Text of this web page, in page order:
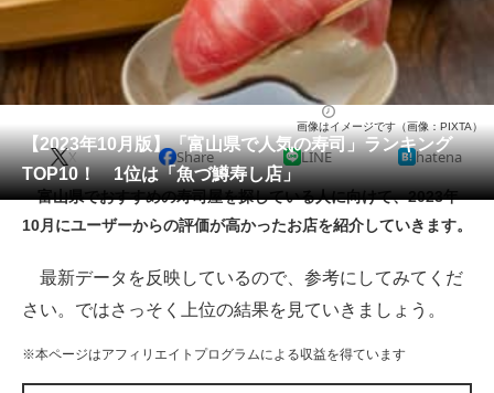
グルメ 地域
住まい 教育・育児
動物 リサーチ
会員記事
メディア
注目記事を集めた総合ページ
ITの今と未来を見通す
【2023年10月版】「富山県で人気の寿司」ランキング
TOP10！ 1位は「魚づ鱒寿し店」
画像はイメージです（画像：PIXTA）
X Share LINE hatena
富山県でおすすめの寿司屋を探している人に向けて、2023年
10月にユーザーからの評価が高かったお店を紹介していきます。
最新データを反映しているので、参考にしてみてくだ
さい。ではさっそく上位の結果を見ていきましょう。
※本ページはアフィリエイトプログラムによる収益を得ています